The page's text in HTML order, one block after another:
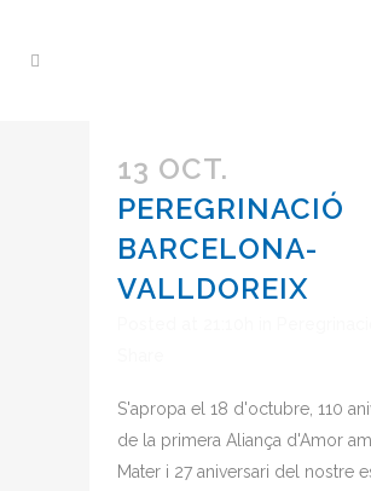
13 OCT.
PEREGRINACIÓ
BARCELONA-
VALLDOREIX
S'apropa el 18 d'octubre, 110
de la primera Aliança d'Amor
Mater i 27 aniversari del nostre